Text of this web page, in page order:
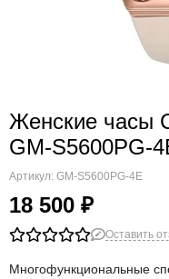
Женские часы
GM-S5600PG-
Артикул: GM-S5600PG-4E
18 500 ₽
Оставить
Многофункциональные